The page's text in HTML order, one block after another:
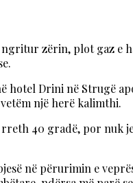
zërin, plot gaz
hotel Drini në Strugë
një herë kalimthi.
40 gradë, por
në përurimin e